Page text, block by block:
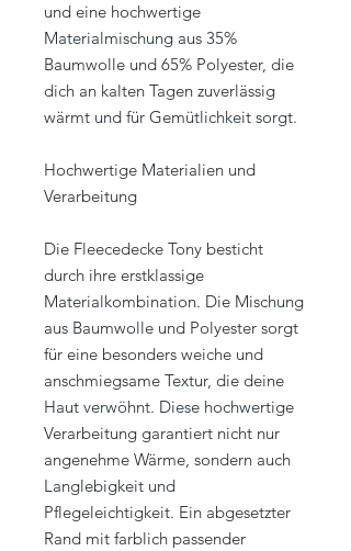
und eine hochwertige
Materialmischung aus 35%
Baumwolle und 65% Polyester, die
dich an kalten Tagen zuverlässig
wärmt und für Gemütlichkeit sorgt.
Hochwertige Materialien und
Verarbeitung
Die Fleecedecke Tony besticht
durch ihre erstklassige
Materialkombination. Die Mischung
aus Baumwolle und Polyester sorgt
für eine besonders weiche und
anschmiegsame Textur, die deine
Haut verwöhnt. Diese hochwertige
Verarbeitung garantiert nicht nur
angenehme Wärme, sondern auch
Langlebigkeit und
Pflegeleichtigkeit. Ein abgesetzter
Rand mit farblich passender